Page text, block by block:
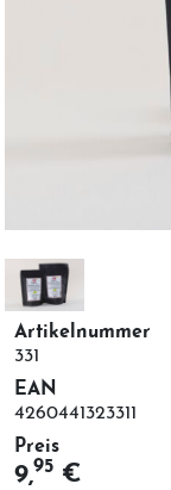
Artikelnummer
331
EAN
4260441323311
Preis
9,95 €